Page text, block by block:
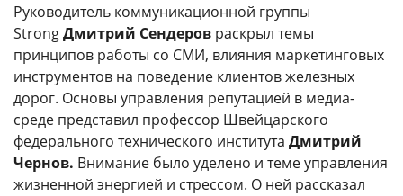
Руководитель коммуникационной группы
StrongДмитрий Сендеров раскрыл темы
принципов работы со СМИ, влияния маркетинговых
инструментов на поведение клиентов железных
дорог. Основы управления репутацией в медиа-
среде представил профессор Швейцарского
федерального технического института Дмитрий
Чернов. Внимание было уделено и теме управления
жизненной энергией и стрессом. О ней рассказал